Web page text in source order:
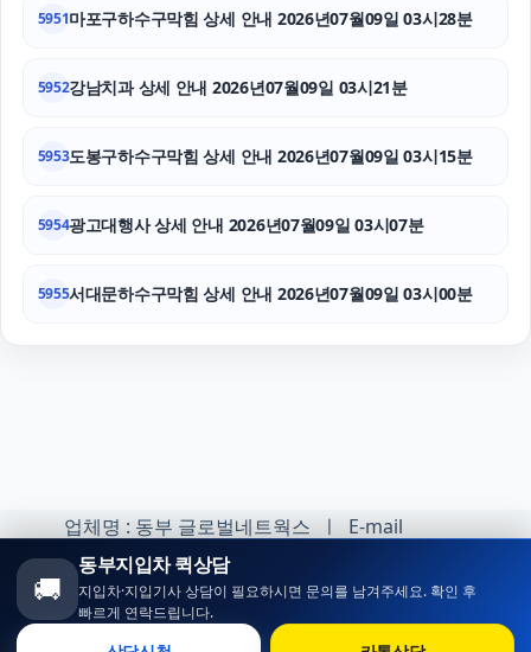
5951마포구하수구막힘 상세 안내 2026년07월09일 03시28분
5952강남치과 상세 안내 2026년07월09일 03시21분
5953도봉구하수구막힘 상세 안내 2026년07월09일 03시15분
5954광고대행사 상세 안내 2026년07월09일 03시07분
5955서대문하수구막힘 상세 안내 2026년07월09일 03시00분
업체명 : 동부 글로벌네트웍스 ㅣ E-mail
:minhoh1@naver.com
카카오톡 오픈채팅 :
https://open.kakao.com/o/sqlsXOji
🚚
동부지입차 퀵상담
지입차·지입기사 상담이 필요하시면 문의를 남겨주세요. 확인 후
빠르게 연락드립니다.